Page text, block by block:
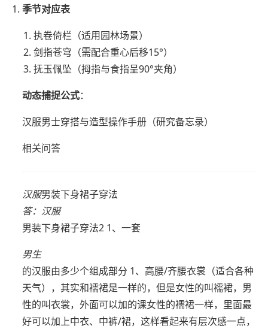
季节对应表
执卷倚栏（适用园林场景）
剑指苍穹（需配合重心后移15°）
抚玉佩坠（拇指与食指呈90°夹角）
动态捕捉公式：
汉服男士穿搭与造型操作手册（研究备忘录）
相关问答
汉服男装下身裙子穿法
答： 汉服
男装下身裙子穿法2 1、一套
男生
的汉服由多少个组成部分 1、高腰/齐腰衣裳（适合各种
天气），其实和襦裙是一样的，但是女性的叫襦裙，男
性的叫衣裳，外面可以加的课女性的襦裙一样，里面最
好可以加上中衣、中裤/裙，这样看起来有层次感一点，